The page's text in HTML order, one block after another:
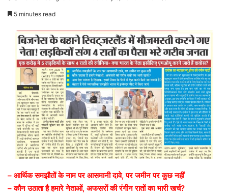
5 minutes read
– आर्थिक समझौतों के नाम पर आसमानी दावे, पर जमीन पर कुछ नहीं
– कौन उठाता है हमारे नेताओं, अफसरों की रंगीन रातों का भारी खर्च?